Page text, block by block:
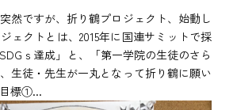
然ですが、折り鶴プロジェクト、始動し
ェクトとは、2015年に国連サミットで採
ｓ達成」と、「第一学院の生徒のさら
生徒・先生が一丸となって折り鶴に願い
標①...